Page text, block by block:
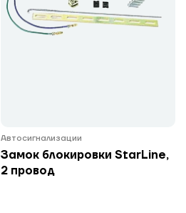
Автосигнализации
Замок блокировки StarLine,
2 провод